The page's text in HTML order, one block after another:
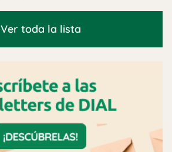
Ver toda la lista